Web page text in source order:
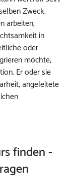
Zweck.
arbeiten,
in
oder
möchte,
Er oder sie
angeleitete
finden -